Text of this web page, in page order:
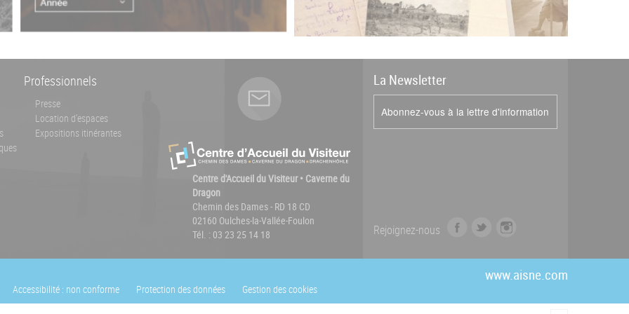
Professionnels
Presse
Location d'espaces
Expositions itinérantes
Centre d'Accueil du Visiteur • Caverne du
Dragon
Chemin des Dames - RD 18 CD
02160 Oulches-la-Vallée-Foulon
Tél. : 03 23 25 14 18
La Newsletter
Abonnez-vous à la lettre d'information
Rejoignez-nous
o
e
t
g
Accessibilité : non conforme Protection des données Gestion des cookies
www.aisne.com